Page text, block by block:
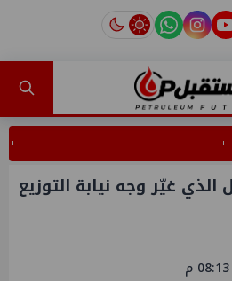
youtube
instagram
tiktok
الذي غيّر وجه نيابة التوزيع